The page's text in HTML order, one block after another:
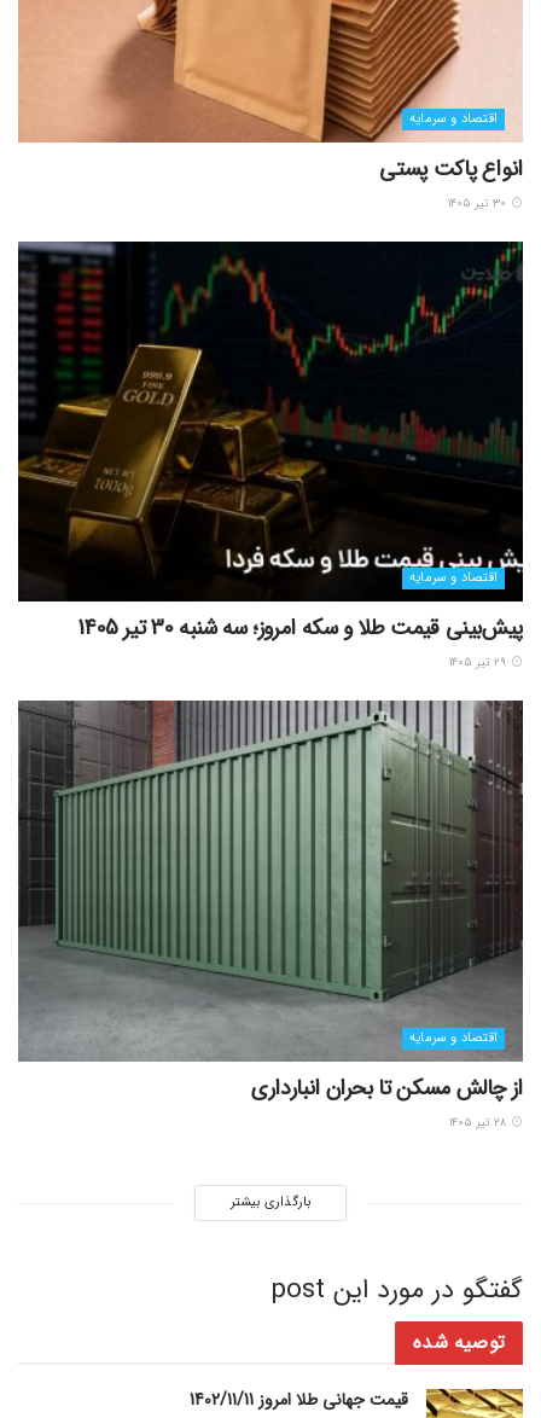
اقتصاد و سرمایه
انواع پاکت پستی
اقتصاد و سرمایه
پیش‌بینی قیمت طلا و سکه امروز؛ سه شنبه 30 تیر 1405
اقتصاد و سرمایه
از چالش مسکن تا بحران انبارداری
بارگذاری بیشتر
گفتگو در مورد این post
توصیه شده
قیمت جهانی طلا امروز 1402/11/11